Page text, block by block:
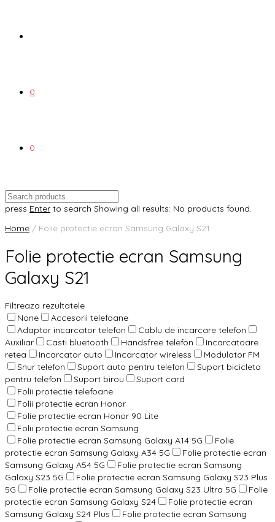
0
0
press Enter to search Showing all results: No products found.
Home / Folie protectie ecran Samsung Galaxy S21
Folie protectie ecran Samsung
Galaxy S21
Filtreaza rezultatele
None
Accesorii telefoane
Adaptor incarcator telefon
Cablu de incarcare telefon
Auxiliar
Casti bluetooth Handsfree telefon
Incarcatoare
retea
Incarcator auto Incarcator wireless
Modulator FM
Snur telefon
Suport auto pentru telefon
Suport bicicleta
pentru telefon
Suport birou
Suport card
Folii protectie telefoane
Folii protectie ecran Honor
Folie protectie ecran Honor 90 Lite
Folii protectie ecran Samsung
Folie protectie ecran Samsung Galaxy A14 5G
Folie
protectie ecran Samsung Galaxy A34 5G
Folie protectie ecran
Samsung Galaxy A54 5G
Folie protectie ecran Samsung
Galaxy S23 5G
Folie protectie ecran Samsung Galaxy S23 Plus
5G
Folie protectie ecran Samsung Galaxy S23 Ultra 5G
Folie
protectie ecran Samsung Galaxy S24
Folie protectie ecran
Samsung Galaxy S24 Plus
Folie protectie ecran Samsung